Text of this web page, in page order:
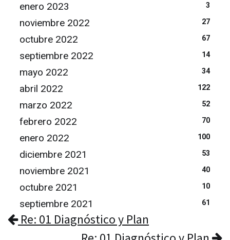
enero 2023 3
noviembre 2022 27
octubre 2022 67
septiembre 2022 14
mayo 2022 34
abril 2022 122
marzo 2022 52
febrero 2022 70
enero 2022 100
diciembre 2021 53
noviembre 2021 40
octubre 2021 10
septiembre 2021 61
Re: 01 Diagnóstico y Plan